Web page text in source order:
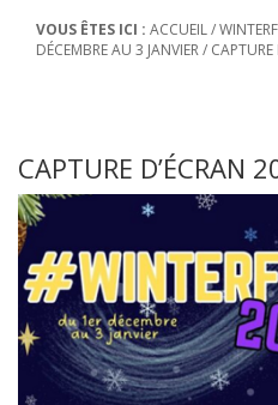
VOUS ÊTES ICI : ACCUEIL/
DÉCEMBRE AU 3 JANVIER/
CAPTURE D’ÉCRAN